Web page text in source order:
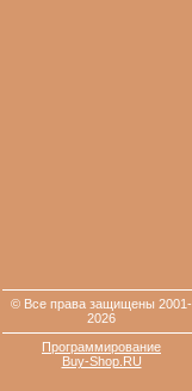
© Все права защищены 2001-
2026
Программирование
Buy-Shop.RU